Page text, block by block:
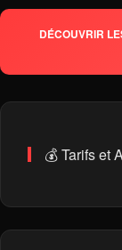
DÉCOUVRIR
💰 Tarifs et